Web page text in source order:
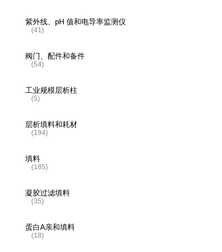
紫外线、pH 值和电导率监测仪
(41)
阀门、配件和备件
(54)
工业规模层析柱
(5)
层析填料和耗材
(194)
填料
(185)
凝胶过滤填料
(35)
蛋白A亲和填料
(18)